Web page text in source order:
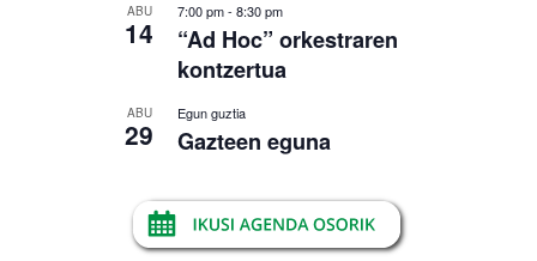
ABU
14
7:00 pm- 8:30 pm
“Ad Hoc” orkestraren
kontzertua
ABU
29
Egun guztia
Gazteen eguna